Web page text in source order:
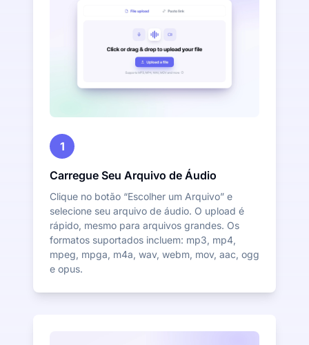
1
Carregue Seu Arquivo de Áudio
Clique no botão “Escolher um Arquivo” e
selecione seu arquivo de áudio. O upload é
rápido, mesmo para arquivos grandes. Os
formatos suportados incluem: mp3, mp4,
mpeg, mpga, m4a, wav, webm, mov, aac, ogg
e opus.